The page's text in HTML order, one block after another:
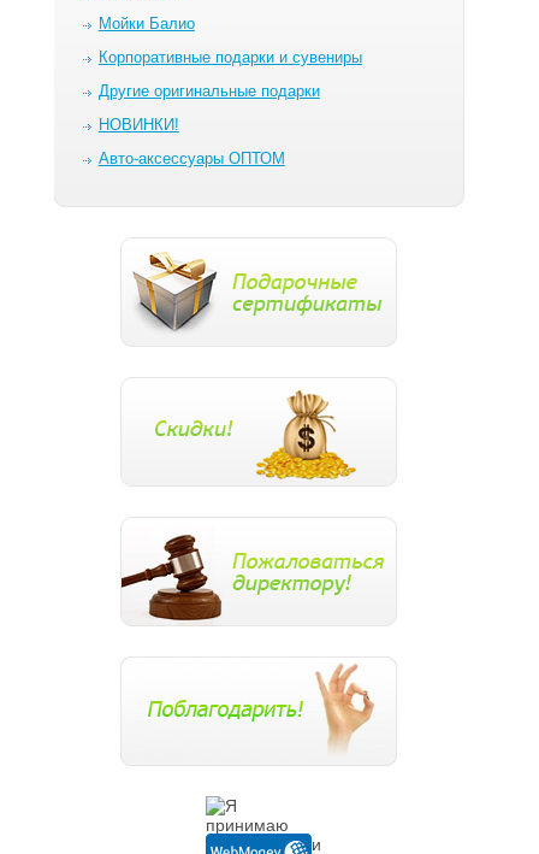
Мойки Балио
Корпоративные подарки и сувениры
Другие оригинальные подарки
НОВИНКИ!
Авто-аксессуары ОПТОМ